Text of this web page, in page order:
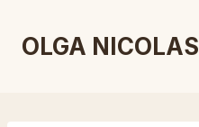
contenu
OLGA NICOLAS